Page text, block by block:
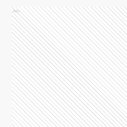
Ads